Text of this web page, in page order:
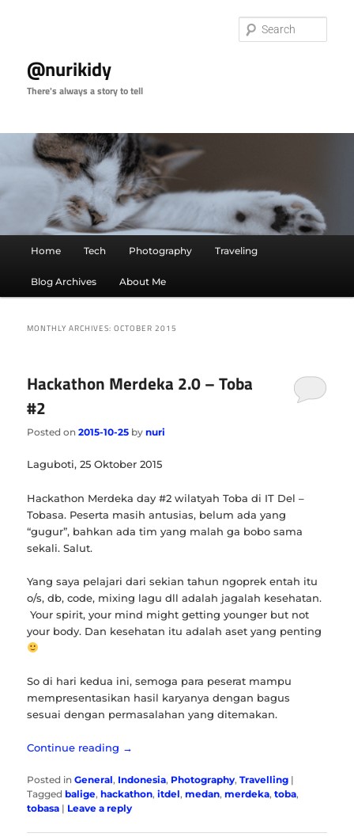
@nurikidy
There's always a story to tell
Home Tech Photography Traveling
Blog Archives About Me
MONTHLY ARCHIVES:OCTOBER 2015
Hackathon Merdeka 2.0 – Toba
#2
Posted on2015-10-25 bynuri
Laguboti, 25 Oktober 2015
Hackathon Merdeka day #2 wilatyah Toba di IT Del –
Tobasa. Peserta masih antusias, belum ada yang
“gugur”, bahkan ada tim yang malah ga bobo sama
sekali. Salut.
Yang saya pelajari dari sekian tahun ngoprek entah itu
o/s, db, code, mixing lagu dll adalah jagalah kesehatan.
Your spirit, your mind might getting younger but not
your body. Dan kesehatan itu adalah aset yang penting
So di hari kedua ini, semoga para peserat mampu
mempresentasikan hasil karyanya dengan bagus
sesuai dengan permasalahan yang ditemakan.
Continue reading →
Posted in General, Indonesia, Photography,Travelling |
Tagged balige,hackathon,itdel,medan,merdeka,toba,
tobasa | Leave a reply